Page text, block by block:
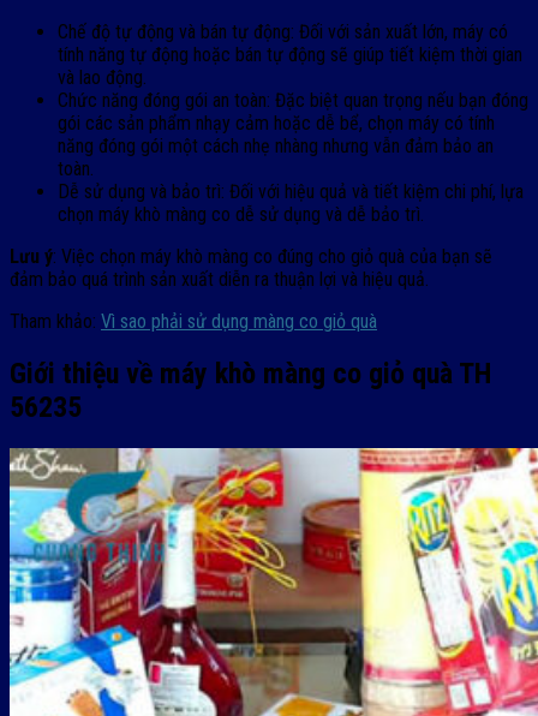
Chế độ tự động và bán tự động: Đối với sản xuất lớn, máy có
tính năng tự động hoặc bán tự động sẽ giúp tiết kiệm thời gian
và lao động.
Chức năng đóng gói an toàn: Đặc biệt quan trọng nếu bạn đóng
gói các sản phẩm nhạy cảm hoặc dễ bể, chọn máy có tính
năng đóng gói một cách nhẹ nhàng nhưng vẫn đảm bảo an
toàn.
Dễ sử dụng và bảo trì: Đối với hiệu quả và tiết kiệm chi phí, lựa
chọn máy khò màng co dễ sử dụng và dễ bảo trì.
Lưu ý: Việc chọn máy khò màng co đúng cho giỏ quà của bạn sẽ
đảm bảo quá trình sản xuất diễn ra thuận lợi và hiệu quả.
Tham khảo: Vì sao phải sử dụng màng co giỏ quà
Giới thiệu về máy khò màng co giỏ quà TH
56235